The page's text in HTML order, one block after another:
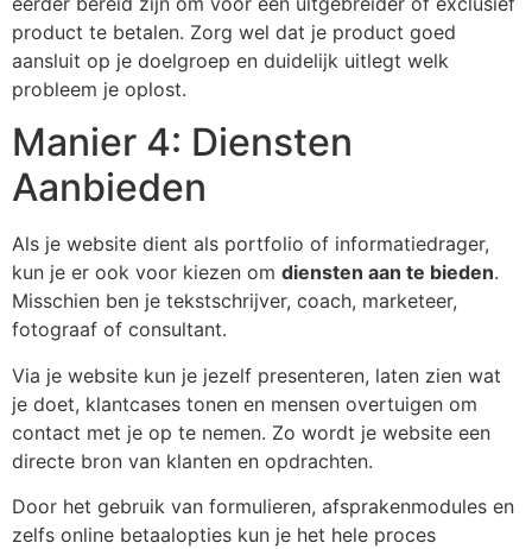
product te betalen. Zorg wel dat je product goed
aansluit op je doelgroep en duidelijk uitlegt welk
probleem je oplost.
Manier 4: Diensten
Aanbieden
Als je website dient als portfolio of informatiedrager,
kun je er ook voor kiezen om diensten aan te bieden.
Misschien ben je tekstschrijver, coach, marketeer,
fotograaf of consultant.
Via je website kun je jezelf presenteren, laten zien wat
je doet, klantcases tonen en mensen overtuigen om
contact met je op te nemen. Zo wordt je website een
directe bron van klanten en opdrachten.
Door het gebruik van formulieren, afsprakenmodules en
zelfs online betaalopties kun je het hele proces